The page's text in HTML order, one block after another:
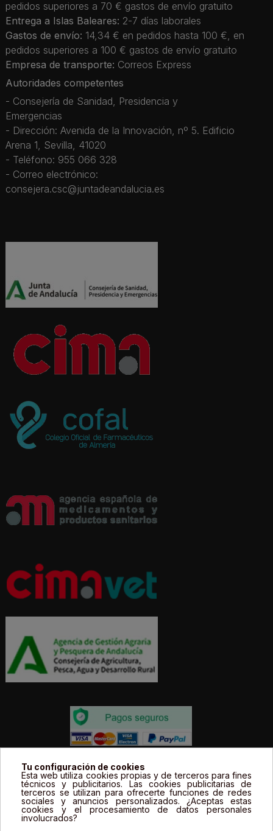
pedidos superiores a 70 € gastos de envío gratuito
Entrega a Islas Baleares: 2-7 días laborales
Gastos de envío: 14,34 € en pedidos hasta 100 €, en
pedidos superiores a 100 € gastos de envío gratuito
Empresa de transporte: Correos Express
Autoridades competentes
- Consejería de Sanidad, Presidencia y
Emergencias
- Dirección: Avenida de la Innovación, nº 5. Edificio
Arena 1, Sevilla, 41020
- Teléfono: 955 066 328
- Correo electrónico:
consejera.csc@juntadeandalucia.es
Todos los precios estás expresados en Euros e
incluyen el IVA. | Todas las marcas, logotipos y fotos de
productos son propiedad legal de sus propietarios y
sólo se muestran a título informativo.
Tu configuración de cookies
Esta web utiliza cookies propias y de terceros para fines
técnicos y publicitarios. Las cookies publicitarias de
terceros se utilizan para ofrecerte funciones de redes
sociales y anuncios personalizados. ¿Aceptas estas
cookies y el procesamiento de datos personales
involucrados?